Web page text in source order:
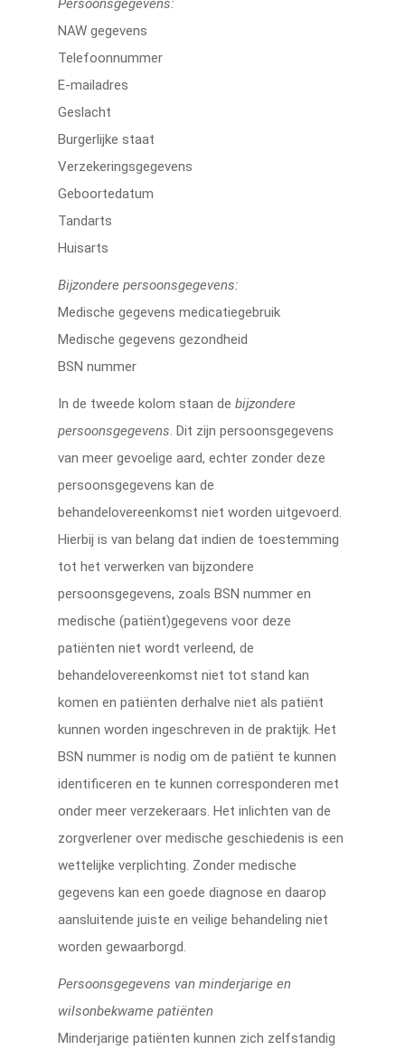
Persoonsgegevens:
NAW gegevens
Telefoonnummer
E-mailadres
Geslacht
Burgerlijke staat
Verzekeringsgegevens
Geboortedatum
Tandarts
Huisarts
Bijzondere persoonsgegevens:
Medische gegevens medicatiegebruik
Medische gegevens gezondheid
BSN nummer
In de tweede kolom staan debijzondere
persoonsgegevens. Dit zijn persoonsgegevens
van meer gevoelige aard, echter zonder deze
persoonsgegevens kan de
behandelovereenkomst niet worden uitgevoerd.
Hierbij is van belang dat indien de toestemming
tot het verwerken van bijzondere
persoonsgegevens, zoals BSN nummer en
medische (patiënt)gegevens voor deze
patiënten niet wordt verleend, de
behandelovereenkomst niet tot stand kan
komen en patiënten derhalve niet als patiënt
kunnen worden ingeschreven in de praktijk. Het
BSN nummer is nodig om de patiënt te kunnen
identificeren en te kunnen corresponderen met
onder meer verzekeraars. Het inlichten van de
zorgverlener over medische geschiedenis is een
wettelijke verplichting. Zonder medische
gegevens kan een goede diagnose en daarop
aansluitende juiste en veilige behandeling niet
worden gewaarborgd.
Persoonsgegevens van minderjarige en
wilsonbekwame patiënten
Minderjarige patiënten kunnen zich zelfstandig